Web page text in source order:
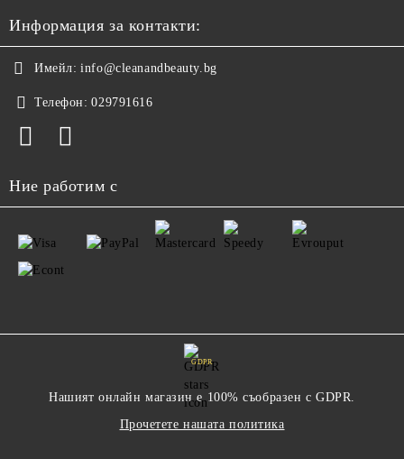
Информация за контакти:
Имейл: info@cleanandbeauty.bg
Телефон: 029791616
Ние работим с
GDPR
Нашият онлайн магазин е 100% съобразен с GDPR.
Прочетете нашата политика